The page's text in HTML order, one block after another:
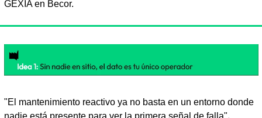
GEXIA en Becor.
"El mantenimiento reactivo ya no basta en un entorno donde
nadie está presente para ver la primera señal de falla",